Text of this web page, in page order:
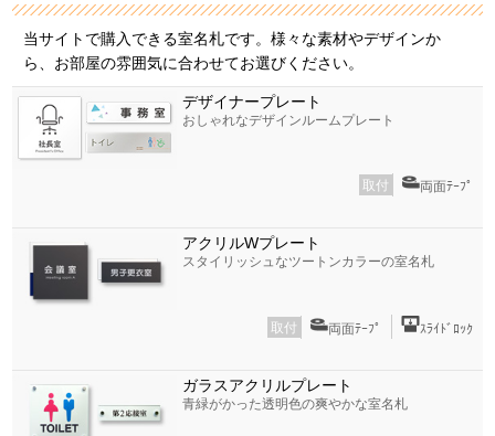
当サイトで購入できる室名札です。様々な素材やデザインか
ら、お部屋の雰囲気に合わせてお選びください。
デザイナープレート
おしゃれなデザインルームプレート
取付 両面ﾃｰﾌﾟ
アクリルWプレート
スタイリッシュなツートンカラーの室名札
取付 両面ﾃｰﾌﾟ ｽﾗｲﾄﾞﾛｯｸ
ガラスアクリルプレート
青緑がかった透明色の爽やかな室名札